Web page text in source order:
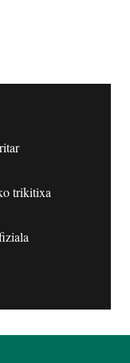
trikitixa